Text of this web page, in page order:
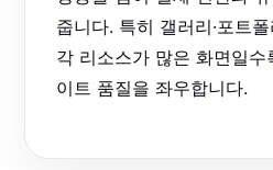
줍니다. 특히 갤러리·포트
각 리소스가 많은 화면일
이트 품질을 좌우합니다.